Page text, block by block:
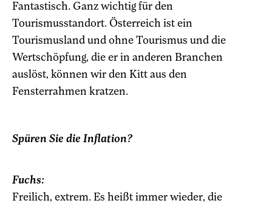
Fantastisch. Ganz wichtig für den
Tourismusstandort. Österreich ist ein
Tourismusland und ohne Tourismus und die
Wertschöpfung, die er in anderen Branchen
auslöst, können wir den Kitt aus den
Fensterrahmen kratzen.
Spüren Sie die Inflation?
Fuchs:
Freilich, extrem. Es heißt immer wieder, die